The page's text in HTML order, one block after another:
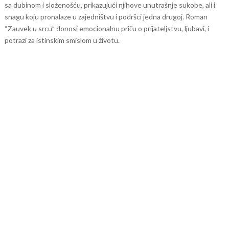
sa dubinom i složenošću, prikazujući njihove unutrašnje sukobe, ali i
snagu koju pronalaze u zajedništvu i podršci jedna drugoj. Roman
“Zauvek u srcu” donosi emocionalnu priču o prijateljstvu, ljubavi, i
potrazi za istinskim smislom u životu.